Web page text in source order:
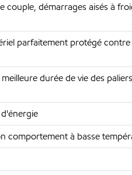
couple, démarrages aisés à
parfaitement protégé
durée de vie des paliers
comportement à basse